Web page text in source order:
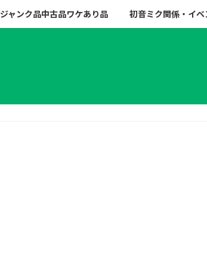
ジャンク品中古品ワケあり品 初音ミク関係・イベ